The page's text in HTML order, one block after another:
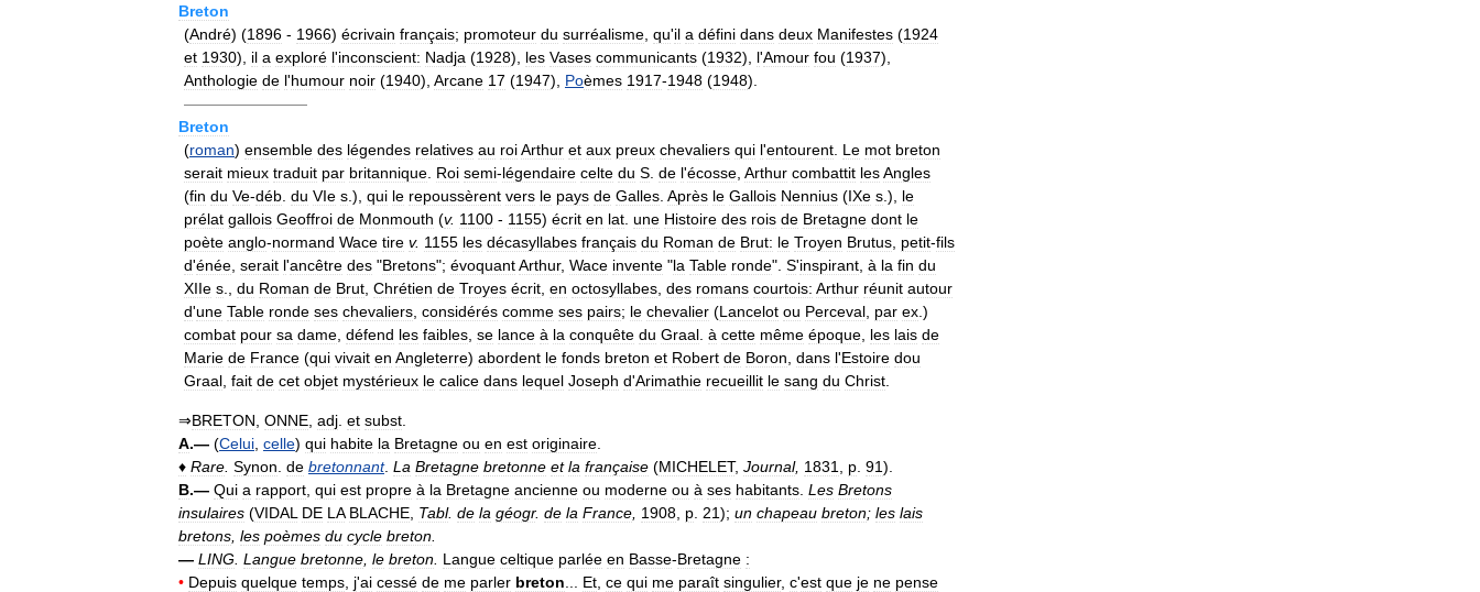
Breton
(André) (1896 - 1966) écrivain français; promoteur du surréalisme qu'il a défini dans deux Manifestes (1924
et 1930), il a exploré l'inconscient: Nadja (1928), les Vases communicants (1932), l'Amour fou (1937),
Anthologie de l'humour noir (1940), Arcane 17 (1947), Poèmes 1917-1948 (1948).
————————
Breton
(roman) ensemble des légendes relatives au roiArthur et aux preux chevaliers qui l'entourent Le mot breton
serait mieux traduit par britannique Roi semi-légendaire celte du S de l'écosse Arthur combattit lesAngles
(fin du Ve-déb du VIe s .), qui le repoussèrent vers le pays de Galles Après le Gallois Nennius (IXe s .), le
prélat gallois Geoffroi de Monmouth (v. 1100 - 1155) écrit en lat une Histoire des rois de Bretagne dont le
poète anglo-normand Wace tire v. 1155 les décasyllabes français du Roman de Brut: le Troyen Brutus petit-fils
d'énée serait l'ancêtre des "Bretons"; évoquantArthur, Wace invente "la Table ronde". S'inspirant à la fin du
XIIe s du Roman de Brut Chrétien de Troyes écrit en octosyllabes des romans courtois: Arthur réunit autour
d'une Table ronde ses chevaliers considérés comme ses pairs; le chevalier (Lancelot ou Perceval par ex .)
combat pour sa dame défend les faibles se lance à la conquête du Graal à cette même époque les lais de
Marie de France (qui vivait en Angleterre) abordent le fonds breton et Robert de Boron dans l'Estoire dou
Graal fait de cet objet mystérieux le calice dans lequel Joseph d'Arimathie recueillit le sang du Christ
⇒BRETON ONNE adj et subst
A.— (Celui celle) qui habite la Bretagne ou en est originaire
♦ Rare Synon de bretonnant. La Bretagne bretonne et la française (MICHELET, Journal, 1831 p 91).
B.— Qui a rapport qui est propre à la Bretagne ancienne ou moderne ou à ses habitants Les Bretons
insulaires (VIDAL DE LA BLACHE Tabl. de la géogr. de la France 1908 p 21); un chapeau breton; les lais
bretons les poèmes du cycle breton
— LING Langue bretonne le breton Langue celtique parlée en Basse-Bretagne :
• Depuis quelque temps j'ai cessé de me parler breton Et ce qui me paraît singulier, c'est que je ne pense